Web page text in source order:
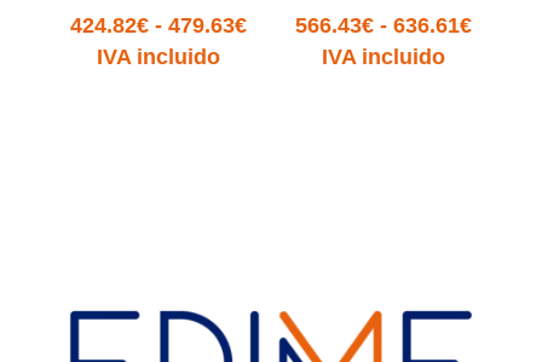
424.82€ - 479.63€Rango
IVA incluido
566.43€ - 636.61€Rango
IVA incluido